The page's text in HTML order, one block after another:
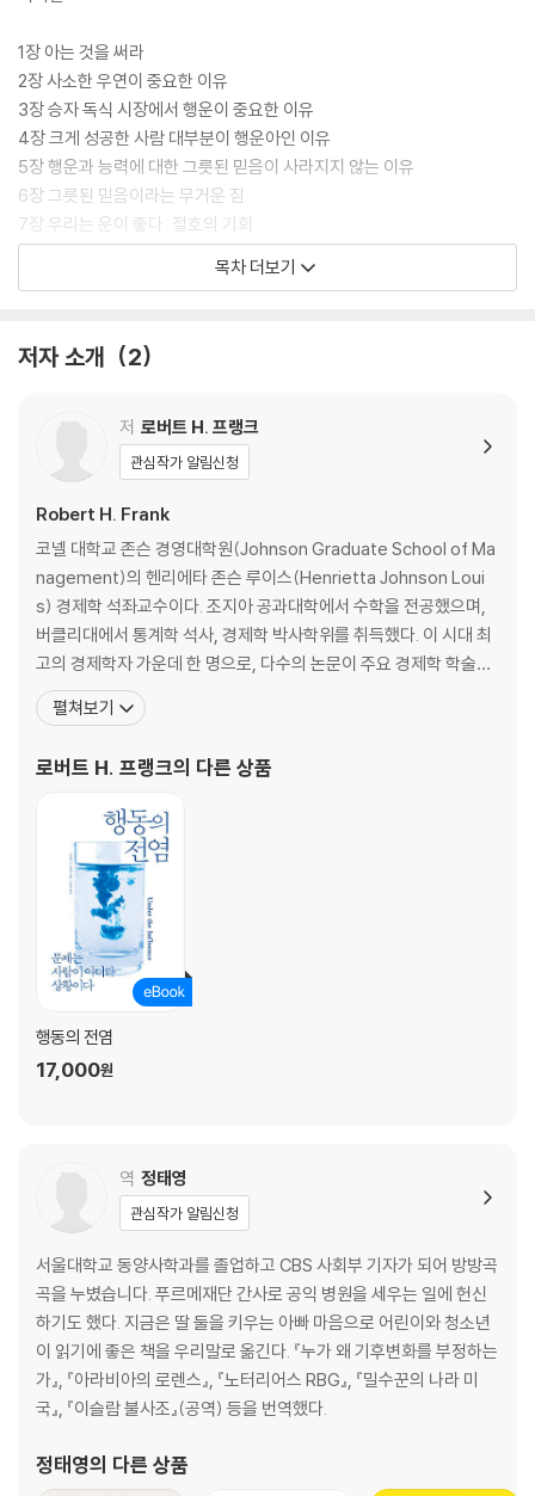
1장 아는 것을 써라
2장 사소한 우연이 중요한 이유
3장 승자 독식 시장에서 행운이 중요한 이유
4장 크게 성공한 사람 대부분이 행운아인 이유
5장 행운과 능력에 대한 그릇된 믿음이 사라지지 않는 이유
6장 그릇된 믿음이라는 무거운 짐
7장 우리는 운이 좋다: 절호의 기회
8장 감사하기
부록 2 누진소비세에 관해서 자주 묻는 질문들
목차 더보기
저자 소개 2
저 로버트 H. 프랭크
관심작가 알림신청
Robert H. Frank
코넬 대학교 존슨 경영대학원(Johnson Graduate School of Ma
nagement)의 헨리에타 존슨 루이스(Henrietta Johnson Loui
s) 경제학 석좌교수이다. 조지아 공과대학에서 수학을 전공했으며,
버클리대에서 통계학 석사, 경제학 박사학위를 취득했다. 이 시대 최
고의 경제학자 가운데 한 명으로, 다수의 논문이 주요 경제학 학술지
에 게재되었다. [뉴욕타임스]에 ‘이코노믹뷰 Economic View’를 1
0년 이상 쓰고 있으며, [가디언], [보스턴리뷰], [USA투데이], [워
장
펼쳐보기
로버트 H. 프랭크의 다른 상품
행동의 전염
17,000원
역 정태영
관심작가 알림신청
서울대학교 동양사학과를 졸업하고 CBS 사회부 기자가 되어 방방곡
곡을 누볐습니다. 푸르메재단 간사로 공익 병원을 세우는 일에 헌신
하기도 했다. 지금은 딸 둘을 키우는 아빠 마음으로 어린이와 청소년
이 읽기에 좋은 책을 우리말로 옮긴다. 『누가 왜 기후변화를 부정하는
가』, 『아라비아의 로렌스』, 『노터리어스 RBG』, 『밀수꾼의 나라 미
국』, 『이슬람 불사조』(공역) 등을 번역했다.
정태영의 다른 상품